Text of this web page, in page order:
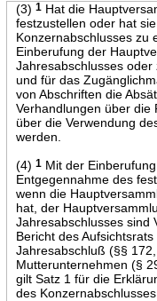
(3) 1Hat die
festzustellen oder hat
Konzernabschlusses zu
Einberufung der
Jahresabschlusses
und für das
von Abschriften die
Verhandlungen über die
über die Verwendung
werden.
(4) 1Mit der
Entgegennahme des
wenn die
hat, der
Jahresabschlusses sind
Bericht des
Jahresabschluß (§§
Mutterunternehmen (§
gilt Satz 1 für die
des